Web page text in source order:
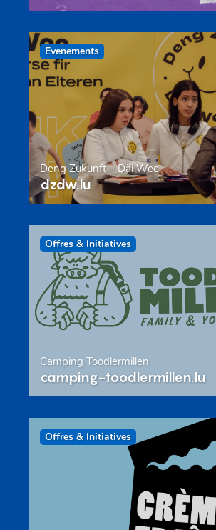
Evenements
Deng Zukunft – Däi Wee
dzdw.lu
Offres & Initiatives
Camping Toodlermillen
camping-toodlermillen.lu
Offres & Initiatives